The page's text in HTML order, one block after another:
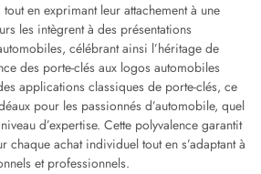
en exprimant leur attachement à une
les intègrent à des présentations
célébrant ainsi l’héritage de
des porte-clés aux logos automobiles
applications classiques de porte-clés, ce
pour les passionnés d’automobile, quel
d’expertise. Cette polyvalence garantit
chaque achat individuel tout en s’adaptant à
et professionnels.